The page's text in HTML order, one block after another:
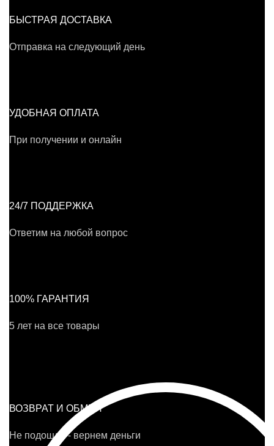
БЫСТРАЯ ДОСТАВКА
Отправка на следующий день
УДОБНАЯ ОПЛАТА
При получении и онлайн
24/7 ПОДДЕРЖКА
Ответим на любой вопрос
100% ГАРАНТИЯ
5 лет на все товары
ВОЗВРАТ И ОБМЕН
Не подошло - вернем деньги